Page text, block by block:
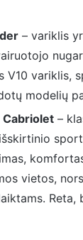
– variklis
V10 variklis,
modelių
Cabriolet–
vietos,